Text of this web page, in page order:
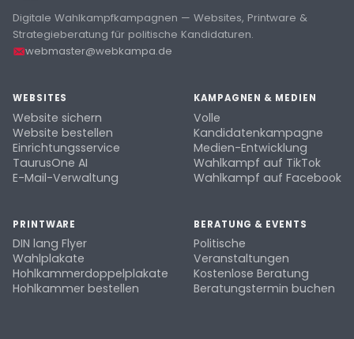
Digitale Wahlkampfkampagnen — Websites, Printware &
Strategieberatung für politische Kandidaturen.
webmaster@webkampa.de
WEBSITES
Website sichern
Website bestellen
Einrichtungsservice
TaurusOne AI
E-Mail-Verwaltung
KAMPAGNEN & MEDIEN
Volle
Kandidatenkampagne
Medien-Entwicklung
Wahlkampf auf TikTok
Wahlkampf auf Facebook
PRINTWARE
DIN lang Flyer
Wahlplakate
Hohlkammerdoppelplakate
Hohlkammer bestellen
BERATUNG & EVENTS
Politische
Veranstaltungen
Kostenlose Beratung
Beratungstermin buchen